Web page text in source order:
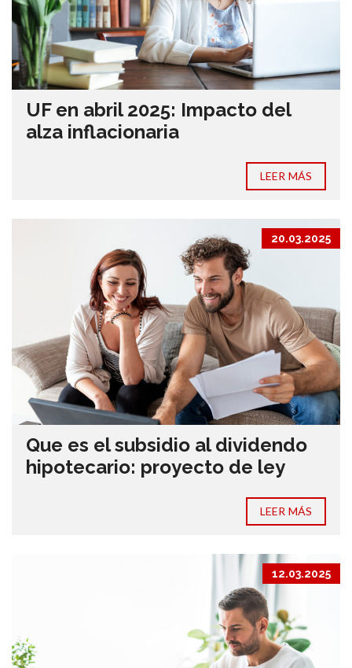
UF en abril 2025: Impacto del
alza inflacionaria
LEER MÁS
20.03.2025
Que es el subsidio al dividendo
hipotecario: proyecto de ley
LEER MÁS
12.03.2025